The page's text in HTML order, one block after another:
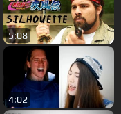
5:08
4:02